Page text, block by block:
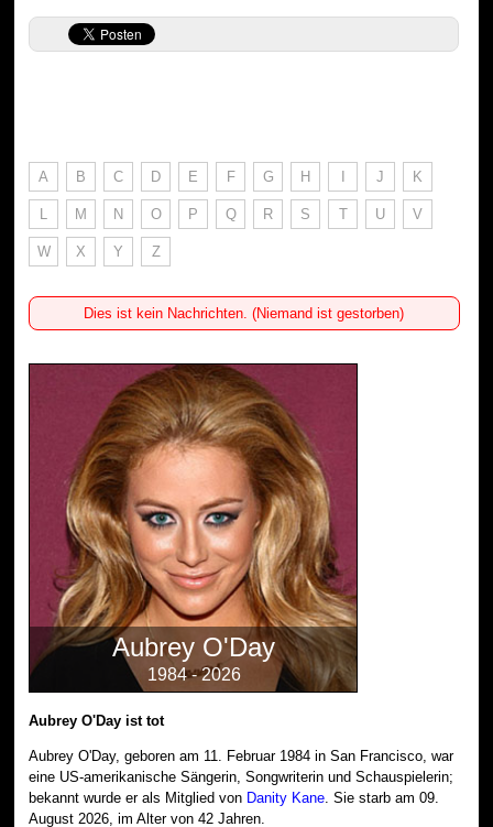
A B C D E F G H I J K
L M N O P Q R S T U V
W X Y Z
Dies ist kein Nachrichten. (Niemand ist gestorben)
Aubrey O'Day
1984 - 2026
Aubrey O'Day ist tot
Aubrey O'Day, geboren am 11. Februar 1984 in San Francisco, war
eine US-amerikanische Sängerin, Songwriterin und Schauspielerin;
bekannt wurde er als Mitglied von Danity Kane . Sie starb am 09.
August 2026, im Alter von 42 Jahren.